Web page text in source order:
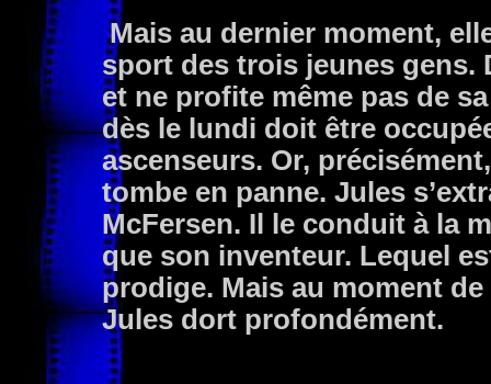
Mais au dernier moment,
sport des trois jeunes gens.
et ne profite même pas de
dès le lundi doit être
ascenseurs. Or,
tombe en panne. Jules
McFersen. Il le conduit à la
que son inventeur. Lequel
prodige. Mais au moment
Jules dort profondément.